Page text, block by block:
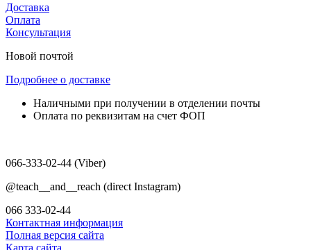
Доставка
Оплата
Консультация
Новой почтой
Подробнее о доставке
Наличными при получении в отделении почты
Оплата по реквизитам на счет ФОП
066-333-02-44 (Viber)
@teach__and__reach (direct Instagram)
066 333-02-44
Контактная информация
Полная версия сайта
Карта сайта